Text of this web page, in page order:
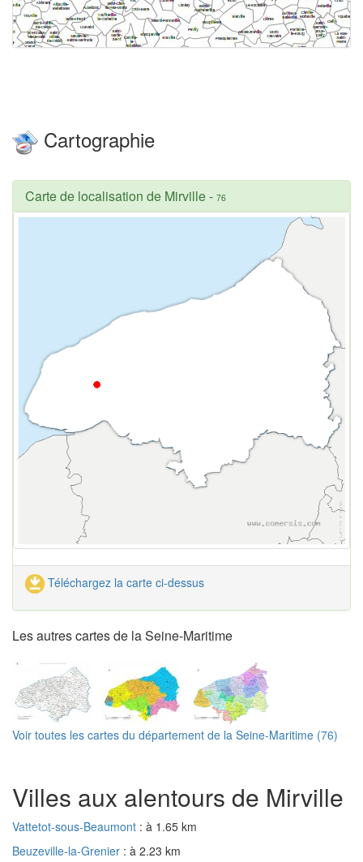
Cartographie
Carte de localisation de Mirville- 76
Téléchargez la carte ci-dessus
Les autres cartes de la Seine-Maritime
Voir toutes les cartes du département de la Seine-Maritime (76)
Villes aux alentours de Mirville
Vattetot-sous-Beaumont : à 1.65 km
Beuzeville-la-Grenier : à 2.23 km